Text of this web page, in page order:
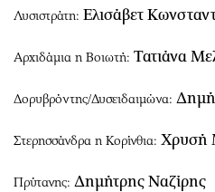
Λυσιστράτη: Ελισάβετ
Αρχιδάμια η Βοιωτή: Τατιάνα
Δορυβρόντης/Δυσειδαιμώνα:
Στερησσάνδρα η Κορίνθια: Χρυσή
Πρύτανης: Δημήτρης Ναζίρης